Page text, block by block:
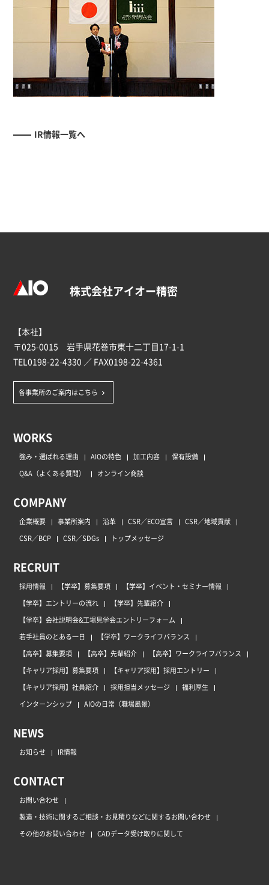
IR情報一覧へ
株式会社アイオー精密
【本社】
〒025-0015 岩手県花巻市東十二丁目17-1-1
TEL0198-22-4330 ／ FAX0198-22-4361
各事業所のご案内はこちら
WORKS
強み・選ばれる理由 AIOの特色 加工内容
保有設備
Q&A（よくある質問）
オンライン商談
COMPANY
企業概要 事業所案内 沿革 CSR／ECO宣言
CSR／地域貢献
CSR／BCP
CSR／SDGs トップメッセージ
RECRUIT
採用情報 【学卒】募集要項
【学卒】イベント・セミナー情報
【学卒】エントリーの流れ
【学卒】先輩紹介
【学卒】会社説明会&工場見学会エントリーフォーム
若手社員のとある一日
【学卒】ワークライフバランス
【高卒】募集要項
【高卒】先輩紹介
【高卒】ワークライフバランス
【キャリア採用】募集要項
【キャリア採用】採用エントリー
【キャリア採用】社員紹介
採用担当メッセージ
福利厚生
インターンシップ
AIOの日常（職場風景）
NEWS
お知らせ IR情報
CONTACT
お問い合わせ
製造・技術に関するご相談・お見積りなどに関するお問い合わせ
その他のお問い合わせ
CADデータ受け取りに関して